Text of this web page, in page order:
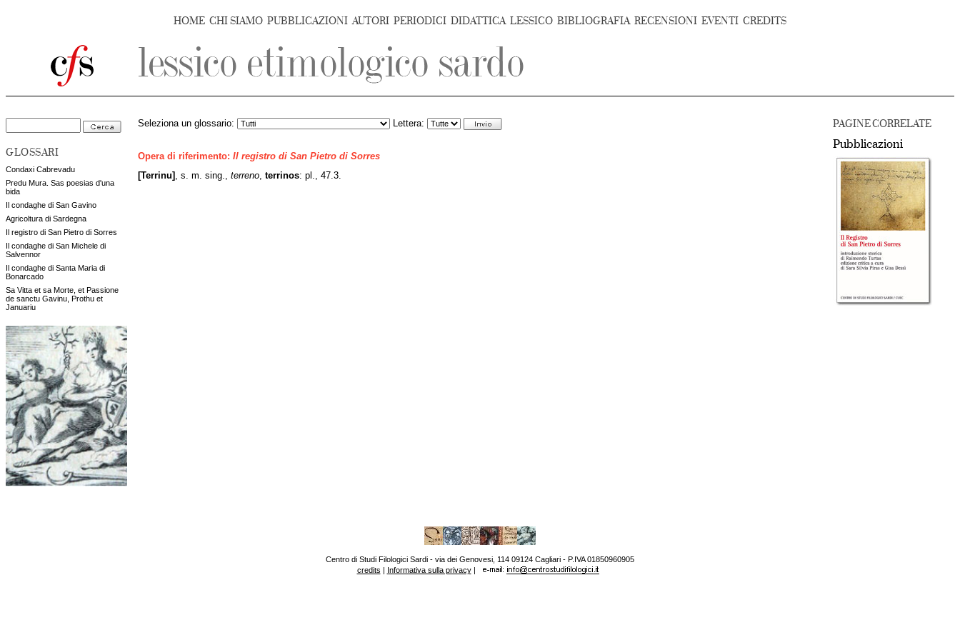
HOME CHI SIAMO PUBBLICAZIONI AUTORI PERIODICI DIDATTICA LESSICO BIBLIOGRAFIA RECENSIONI EVENTI CREDITS
GLOSSARI
Condaxi Cabrevadu
Predu Mura. Sas poesias d'una
bida
Il condaghe di San Gavino
Agricoltura di Sardegna
Il registro di San Pietro di Sorres
Il condaghe di San Michele di
Salvennor
Il condaghe di Santa Maria di
Bonarcado
Sa Vitta et sa Morte, et Passione
de sanctu Gavinu, Prothu et
Januariu
PAGINE CORRELATE
Pubblicazioni
Seleziona un glossario: Lettera:
Opera di riferimento: Il registro di San Pietro di Sorres
[Terrinu]
, s. m. sing., terreno terrinos: pl., 47.3.
Centro di Studi Filologici Sardi - via dei Genovesi, 114 09124 Cagliari - P.IVA 01850960905
credits | Informativa sulla privacy|